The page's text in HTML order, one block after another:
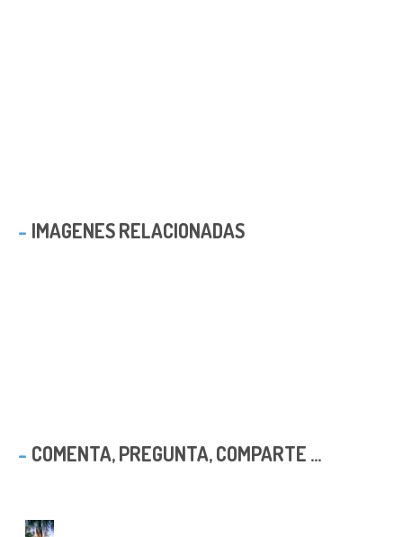
IMAGENES RELACIONADAS
COMENTA, PREGUNTA, COMPARTE ...